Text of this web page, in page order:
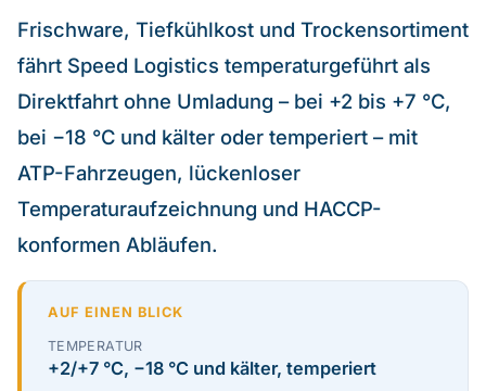
Ratgeber
Praxis
Über uns
Kontakt
Frischware, Tiefkühlkost und Trockensortiment
fährt Speed Logistics temperaturgeführt als
Direktfahrt ohne Umladung – bei +2 bis +7 °C,
bei −18 °C und kälter oder temperiert – mit
ATP-Fahrzeugen, lückenloser
Temperaturaufzeichnung und HACCP-
konformen Abläufen.
AUF EINEN BLICK
TEMPERATUR
+2/+7 °C, −18 °C und kälter, temperiert